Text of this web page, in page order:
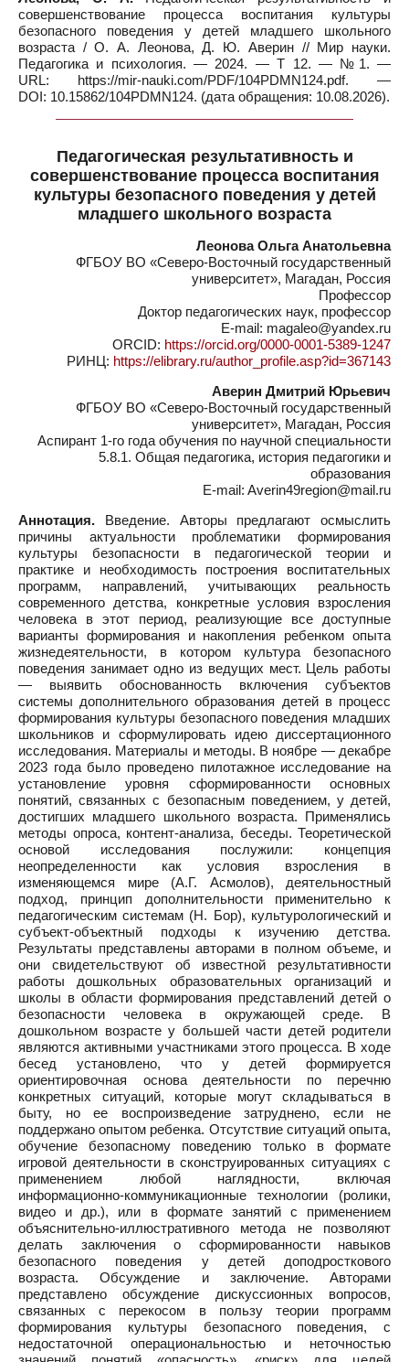
совершенствование процесса воспитания культуры
безопасного поведения у детей младшего школьного
возраста / О. А. Леонова, Д. Ю. Аверин // Мир науки.
Педагогика и психология. — 2024. — Т 12. — №1. —
URL: https://mir-nauki.com/PDF/104PDMN124.pdf. —
DOI: 10.15862/104PDMN124. (дата обращения: 10.08.2026).
Педагогическая результативность и
совершенствование процесса воспитания
культуры безопасного поведения у детей
младшего школьного возраста
Леонова Ольга Анатольевна
ФГБОУ ВО «Северо-Восточный государственный
университет», Магадан, Россия
Профессор
Доктор педагогических наук, профессор
E-mail: magaleo@yandex.ru
ORCID: https://orcid.org/0000-0001-5389-1247
РИНЦ: https://elibrary.ru/author_profile.asp?id=367143
Аверин Дмитрий Юрьевич
ФГБОУ ВО «Северо-Восточный государственный
университет», Магадан, Россия
Аспирант 1-го года обучения по научной специальности
5.8.1. Общая педагогика, история педагогики и
образования
E-mail: Averin49region@mail.ru
Аннотация. Введение. Авторы предлагают осмыслить
причины актуальности проблематики формирования
культуры безопасности в педагогической теории и
практике и необходимость построения воспитательных
программ, направлений, учитывающих реальность
современного детства, конкретные условия взросления
человека в этот период, реализующие все доступные
варианты формирования и накопления ребенком опыта
жизнедеятельности, в котором культура безопасного
поведения занимает одно из ведущих мест. Цель работы
— выявить обоснованность включения субъектов
системы дополнительного образования детей в процесс
формирования культуры безопасного поведения младших
школьников и сформулировать идею диссертационного
исследования. Материалы и методы. В ноябре — декабре
2023 года было проведено пилотажное исследование на
установление уровня сформированности основных
понятий, связанных с безопасным поведением, у детей,
достигших младшего школьного возраста. Применялись
методы опроса, контент-анализа, беседы. Теоретической
основой исследования послужили: концепция
неопределенности как условия взросления в
изменяющемся мире (А.Г. Асмолов), деятельностный
подход, принцип дополнительности применительно к
педагогическим системам (Н. Бор), культурологический и
субъект-объектный подходы к изучению детства.
Результаты представлены авторами в полном объеме, и
они свидетельствуют об известной результативности
работы дошкольных образовательных организаций и
школы в области формирования представлений детей о
безопасности человека в окружающей среде. В
дошкольном возрасте у большей части детей родители
являются активными участниками этого процесса. В ходе
бесед установлено, что у детей формируется
ориентировочная основа деятельности по перечню
конкретных ситуаций, которые могут складываться в
быту, но ее воспроизведение затруднено, если не
поддержано опытом ребенка. Отсутствие ситуаций опыта,
обучение безопасному поведению только в формате
игровой деятельности в сконструированных ситуациях с
применением любой наглядности, включая
информационно-коммуникационные технологии (ролики,
видео и др.), или в формате занятий с применением
объяснительно-иллюстративного метода не позволяют
делать заключения о сформированности навыков
безопасного поведения у детей доподросткового
возраста. Обсуждение и заключение. Авторами
представлено обсуждение дискуссионных вопросов,
связанных с перекосом в пользу теории программ
формирования культуры безопасного поведения, с
недостаточной операциональностью и неточностью